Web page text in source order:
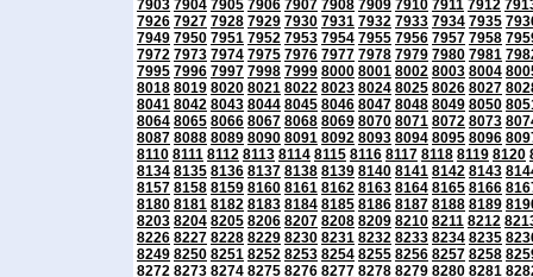
7903 7904 7905 7906 7907 7908 7909 7910 7911 7912
7926 7927 7928 7929 7930 7931 7932 7933 7934 7935
7949 7950 7951 7952 7953 7954 7955 7956 7957 7958
7972 7973 7974 7975 7976 7977 7978 7979 7980 7981
7995 7996 7997 7998 7999 8000 8001 8002 8003 8004
8018 8019 8020 8021 8022 8023 8024 8025 8026 8027
8041 8042 8043 8044 8045 8046 8047 8048 8049 8050
8064 8065 8066 8067 8068 8069 8070 8071 8072 8073
8087 8088 8089 8090 8091 8092 8093 8094 8095 8096
8110 8111 8112 8113 8114 8115 8116 8117 8118 8119 8120
8134 8135 8136 8137 8138 8139 8140 8141 8142 8143
8157 8158 8159 8160 8161 8162 8163 8164 8165 8166
8180 8181 8182 8183 8184 8185 8186 8187 8188 8189
8203 8204 8205 8206 8207 8208 8209 8210 8211 8212
8226 8227 8228 8229 8230 8231 8232 8233 8234 8235
8249 8250 8251 8252 8253 8254 8255 8256 8257 8258
8272 8273 8274 8275 8276 8277 8278 8279 8280 8281